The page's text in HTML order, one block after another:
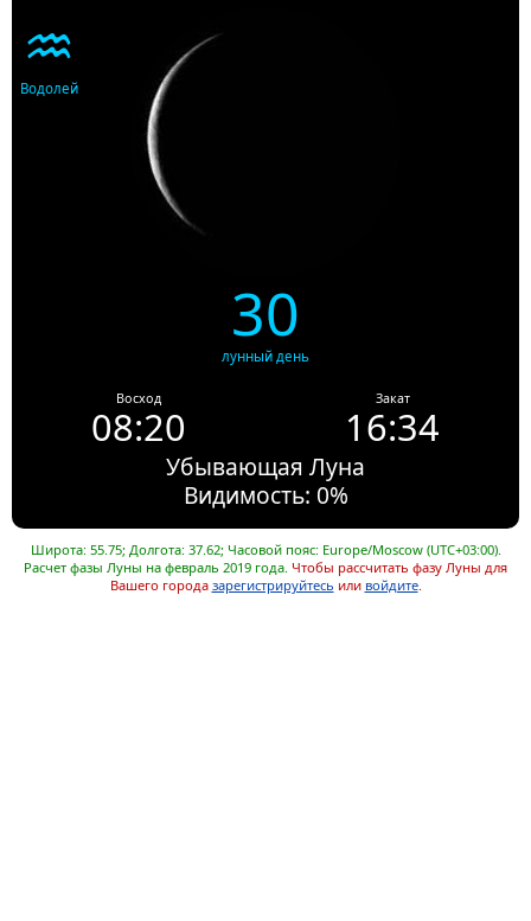
♒
Водолей
30
лунный день
Восход
08:20
Закат
16:34
Убывающая Луна
Видимость: 0%
Широта: 55.75; Долгота: 37.62; Часовой пояс: Europe/Moscow (UTC+03:00).
Расчет фазы Луны на февраль 2019 года. Чтобы рассчитать фазу Луны для
Вашего города зарегистрируйтесь или войдите.